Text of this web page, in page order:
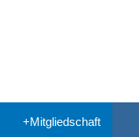
+Mitgliedschaft